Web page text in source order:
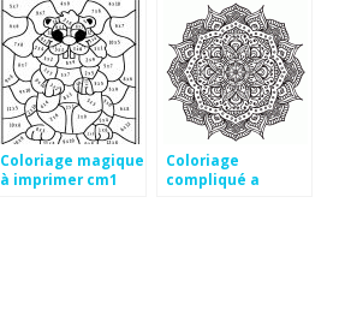
Coloriage magique
à imprimer cm1
Coloriage
compliqué a